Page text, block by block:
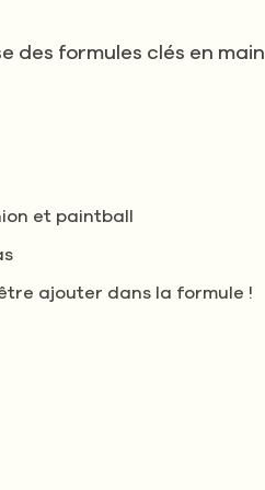
des formules clés en main
et paintball
ajouter dans la formule !